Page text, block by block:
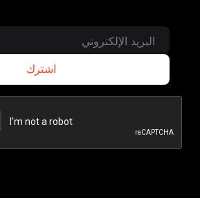
اشترك
اشترك